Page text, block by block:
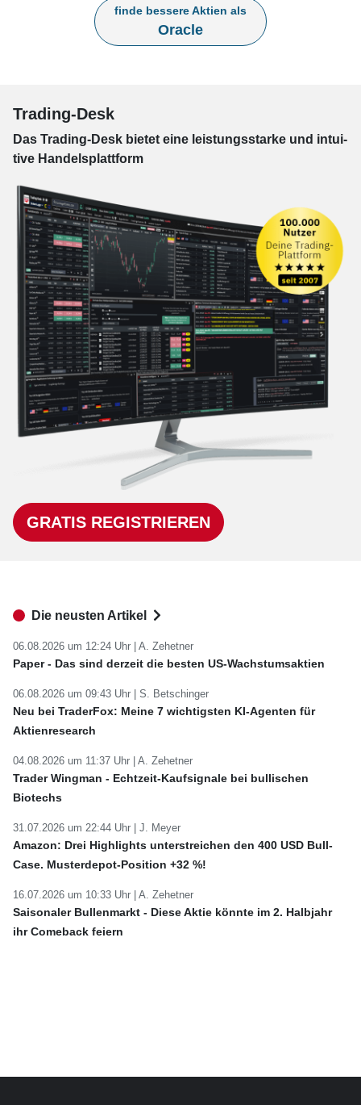
finde bessere Aktien als
Oracle
Trading-Desk
Das Trading-Desk bie­tet eine leis­tungs­star­ke und in­tui­
tive Han­dels­platt­form
GRATIS REGISTRIEREN
Die neusten Artikel
06.08.2026 um 12:24 Uhr | A. Zehetner
Paper - Das sind derzeit die besten US-Wachstumsaktien
06.08.2026 um 09:43 Uhr | S. Betschinger
Neu bei TraderFox: Meine 7 wichtigsten KI-Agenten für
Aktienresearch
04.08.2026 um 11:37 Uhr | A. Zehetner
Trader Wingman - Echtzeit-Kaufsignale bei bullischen
Biotechs
31.07.2026 um 22:44 Uhr | J. Meyer
Amazon: Drei Highlights unterstreichen den 400 USD Bull-
Case. Musterdepot-Position +32 %!
16.07.2026 um 10:33 Uhr | A. Zehetner
Saisonaler Bullenmarkt - Diese Aktie könnte im 2. Halbjahr
ihr Comeback feiern